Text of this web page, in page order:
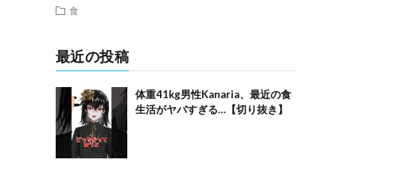
食
最近の投稿
体重41kg男性Kanaria、最近の食
生活がヤバすぎる…【切り抜き】